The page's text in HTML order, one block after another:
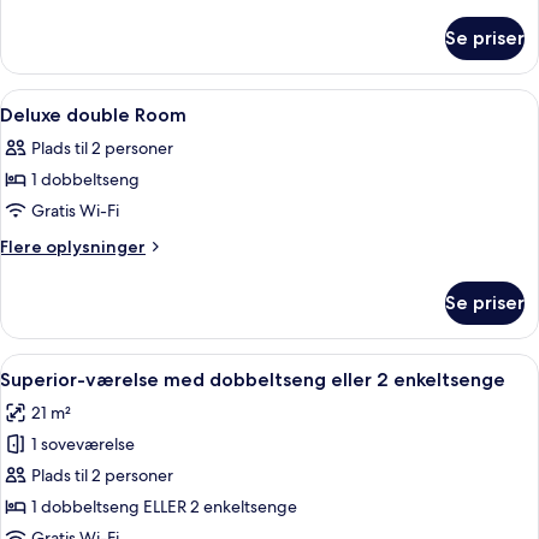
til
personer
Se priser
Indlæs
alle
billeder
af
Deluxe
double
Et hotelværelse med en seng,
6
Deluxe double Room
Plads til 2 personer
1 dobbeltseng
Gratis Wi-Fi
Flere oplysninger
Flere
double
Room
Se priser
Indlæs
alle
billeder
af
Superior-
værelse
med
Minibar, pengeskab på værelset,
5
Superior-værelse med dobbeltseng eller 2 enkeltsenge
21 m²
1 soveværelse
Plads til 2 personer
1 dobbeltseng ELLER 2 enkeltsenge